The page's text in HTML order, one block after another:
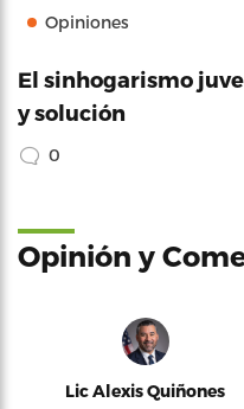
Opiniones
El sinhogarismo
y solución
0
Opinión y
Lic Alexis Quiñones